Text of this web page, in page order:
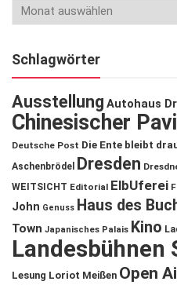
Schlagwörter
Ausstellung Autohaus
Chinesischer
Deutsche Post Die Ente bleibt
Aschenbrödel
Dresden
WEITSICHT Editorial ElbUferei
John Genuss Haus des
Town Japanisches Palais Kino
Landesbühnen
Lesung Loriot Meißen Open